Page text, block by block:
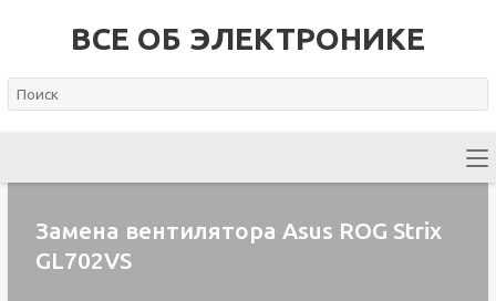
ВСЕ ОБ ЭЛЕКТРОНИКЕ
Замена вентилятора Asus ROG Strix
GL702VS